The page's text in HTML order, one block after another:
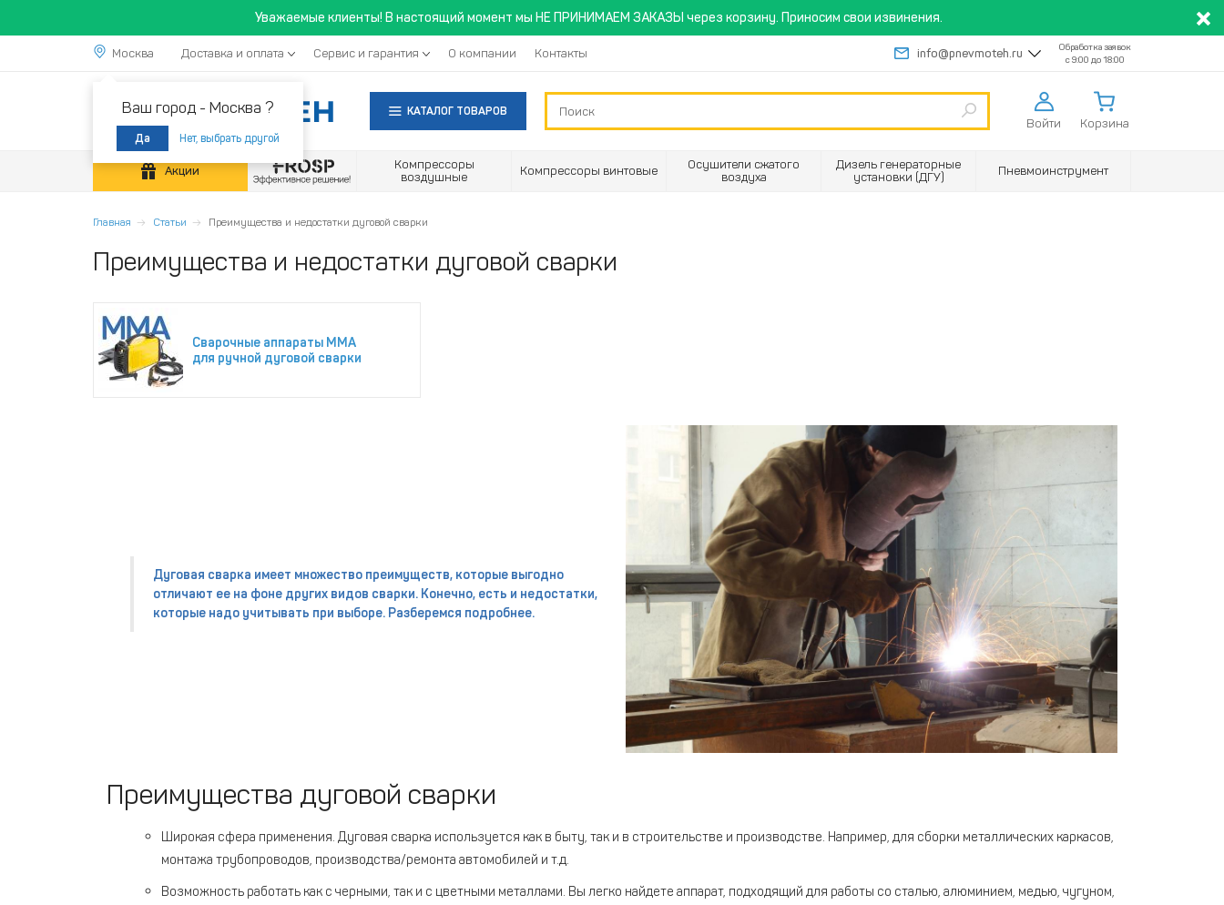
Уважаемые клиенты! В настоящий момент мы НЕ ПРИНИМАЕМ ЗАКАЗЫ через корзину. Приносим свои извинения.
Москва
Ваш город - Москва ?
Да Нет, выбрать другой
Доставка и оплата Сервис и гарантия О компании Контакты info@pnevmoteh.ru
Обработка заявок
с 9:00 до 18:00
КАТАЛОГ ТОВАРОВ
Войти Корзина
Акции
Компрессоры
воздушные
Компрессоры винтовые
Осушители сжатого
воздуха
Дизель генераторные
установки (ДГУ)
Пневмоинструмент
Главная Статьи Преимущества и недостатки дуговой сварки
Преимущества и недостатки дуговой сварки
Сварочные аппараты MMA
для ручной дуговой сварки
Дуговая сварка имеет множество преимуществ, которые выгодно
отличают ее на фоне других видов сварки. Конечно, есть и недостатки,
которые надо учитывать при выборе. Разберемся подробнее.
Преимущества дуговой сварки
Широкая сфера применения. Дуговая сварка используется как в быту, так и в строительстве и производстве. Например, для сборки металлических каркасов,
монтажа трубопроводов, производства/ремонта автомобилей и т.д.
Возможность работать как с черными, так и с цветными металлами. Вы легко найдете аппарат, подходящий для работы со сталью, алюминием, медью, чугуном,